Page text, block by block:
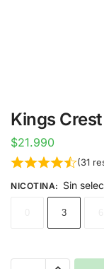
Kings
$21.990
(31
NICOTINA: Sin
3